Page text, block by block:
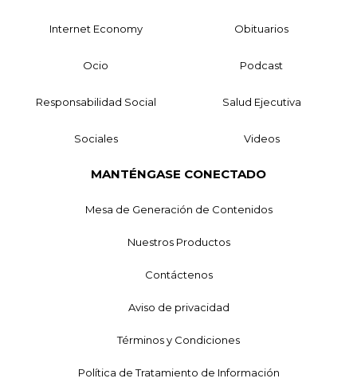
Internet Economy Obituarios
Ocio Podcast
Responsabilidad Social Salud Ejecutiva
Sociales Videos
MANTÉNGASE CONECTADO
Mesa de Generación de Contenidos
Nuestros Productos
Contáctenos
Aviso de privacidad
Términos y Condiciones
Política de Tratamiento de Información